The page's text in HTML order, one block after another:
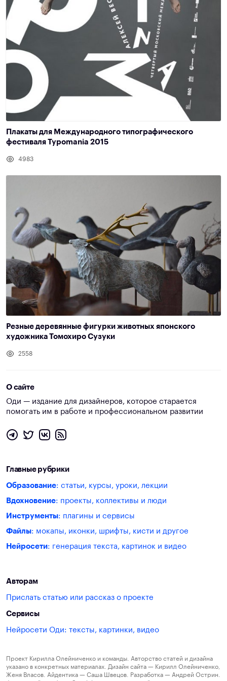
Плакаты для Международного типографического
фестиваля Typomania 2015
4983
Резные деревянные фигурки животных японского
художника Томохиро Сузуки
2558
О сайте
Оди — издание для дизайнеров, которое старается
помогать им в работе и профессиональном развитии
Главные рубрики
Образование: статьи, курсы, уроки, лекции
Вдохновение: проекты, коллективы и люди
Инструменты: плагины и сервисы
Файлы: мокапы, иконки, шрифты, кисти и другое
Нейросети: генерация текста, картинок и видео
Авторам
Прислать статью или рассказ о проекте
Сервисы
Нейросети Оди: тексты, картинки, видео
Проект Кирилла Олейниченко и команды. Авторство статей и дизайна
указано в конкретных материалах. Дизайн сайта — Кирилл Олейниченко,
Женя Власов. Айдентика — Саша Швецов. Разработка — Андрей Острин.